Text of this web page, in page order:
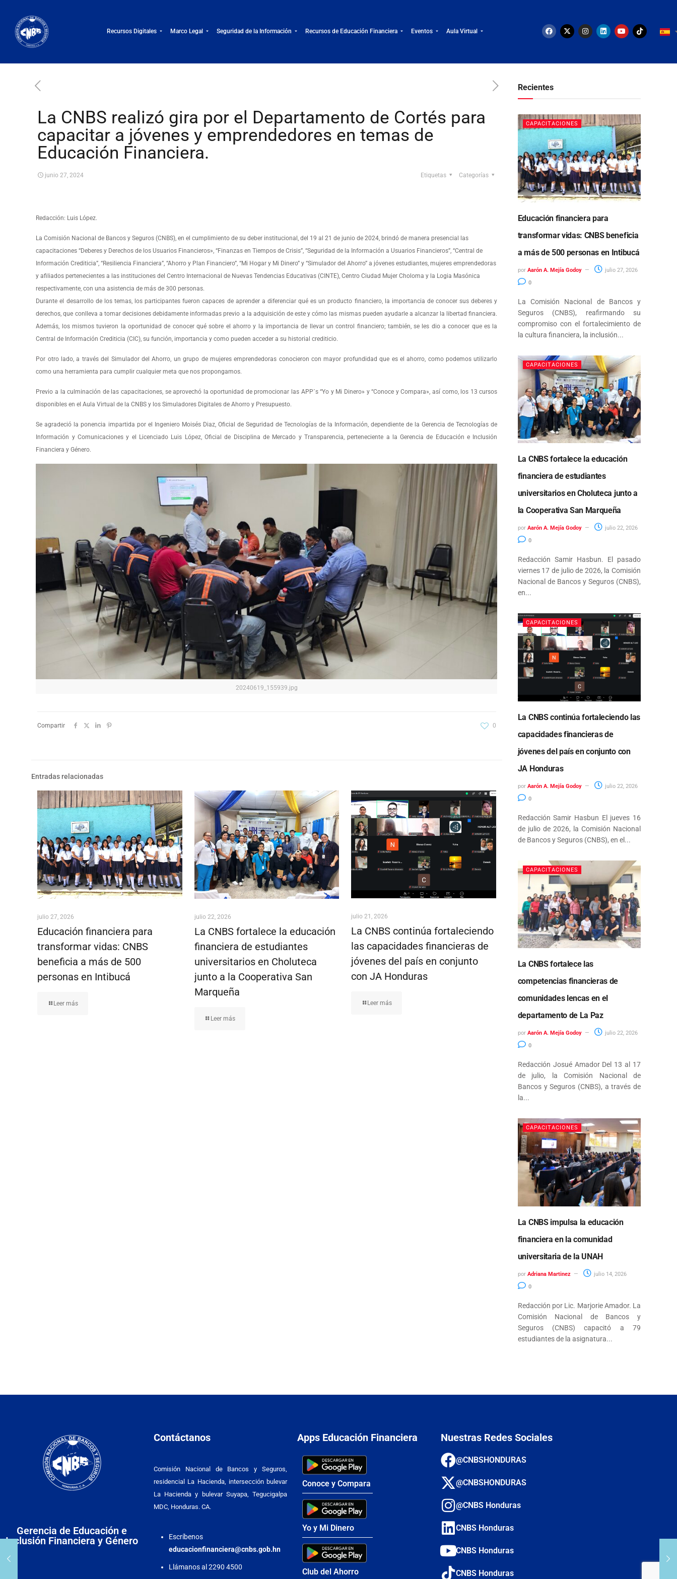
Recursos Digitales Marco Legal Seguridad de la Información Recursos de Educación Financiera Eventos Aula Virtual
La CNBS realizó gira por el Departamento de Cortés para
capacitar a jóvenes y emprendedores en temas de
Educación Financiera.
junio 27, 2024 Categorías
Etiquetas
Redacción: Luis López.
La Comisión Nacional de Bancos y Seguros (CNBS), en el cumplimiento de su deber institucional, del 19 al 21 de junio de 2024, brindó de manera presencial las
capacitaciones “Deberes y Derechos de los Usuarios Financieros», “Finanzas en Tiempos de Crisis”, “Seguridad de la Información a Usuarios Financieros”, “Central de
Información Crediticia”, “Resiliencia Financiera”, “Ahorro y Plan Financiero”, “Mi Hogar y Mi Dinero” y “Simulador del Ahorro” a jóvenes estudiantes, mujeres emprendedoras
y afiliados pertenecientes a las instituciones del Centro Internacional de Nuevas Tendencias Educativas (CINTE), Centro Ciudad Mujer Choloma y la Logia Masónica
respectivamente, con una asistencia de más de 300 personas.
Durante el desarrollo de los temas, los participantes fueron capaces de aprender a diferenciar qué es un producto financiero, la importancia de conocer sus deberes y
derechos, que conlleva a tomar decisiones debidamente informadas previo a la adquisición de este y cómo las mismas pueden ayudarle a alcanzar la libertad financiera.
Además, los mismos tuvieron la oportunidad de conocer qué sobre el ahorro y la importancia de llevar un control financiero; también, se les dio a conocer que es la
Central de Información Crediticia (CIC), su función, importancia y como pueden acceder a su historial crediticio.
Por otro lado, a través del Simulador del Ahorro, un grupo de mujeres emprendedoras conocieron con mayor profundidad que es el ahorro, como podemos utilizarlo
como una herramienta para cumplir cualquier meta que nos propongamos.
Previo a la culminación de las capacitaciones, se aprovechó la oportunidad de promocionar las APP´s “Yo y Mi Dinero» y “Conoce y Compara», así como, los 13 cursos
disponibles en el Aula Virtual de la CNBS y los Simuladores Digitales de Ahorro y Presupuesto.
Se agradeció la ponencia impartida por el Ingeniero Moisés Diaz, Oficial de Seguridad de Tecnologías de la Información, dependiente de la Gerencia de Tecnologías de
Información y Comunicaciones y el Licenciado Luis López, Oficial de Disciplina de Mercado y Transparencia, perteneciente a la Gerencia de Educación e Inclusión
Financiera y Género.
20240619_155939.jpg
Compartir 0
Entradas relacionadas
julio 27, 2026
Educación financiera para
transformar vidas: CNBS
beneficia a más de 500
personas en Intibucá
Leer más
julio 22, 2026
La CNBS fortalece la educación
financiera de estudiantes
universitarios en Choluteca
junto a la Cooperativa San
Marqueña
Leer más
julio 21, 2026
La CNBS continúa fortaleciendo
las capacidades financieras de
jóvenes del país en conjunto
con JA Honduras
Leer más
Recientes
CAPACITACIONES
Educación financiera para
transformar vidas: CNBS beneficia
a más de 500 personas en Intibucá
por Aarón A. Mejía Godoy
julio 27, 2026
0
La Comisión Nacional de Bancos y
Seguros (CNBS), reafirmando su
compromiso con el fortalecimiento de
la cultura financiera, la inclusión...
CAPACITACIONES
La CNBS fortalece la educación
financiera de estudiantes
universitarios en Choluteca junto a
la Cooperativa San Marqueña
por Aarón A. Mejía Godoy
julio 22, 2026
0
Redacción Samir Hasbun. El pasado
viernes 17 de julio de 2026, la Comisión
Nacional de Bancos y Seguros (CNBS),
en...
CAPACITACIONES
La CNBS continúa fortaleciendo las
capacidades financieras de
jóvenes del país en conjunto con
JA Honduras
por Aarón A. Mejía Godoy
julio 22, 2026
0
Redacción Samir Hasbun El jueves 16
de julio de 2026, la Comisión Nacional
de Bancos y Seguros (CNBS), en el...
CAPACITACIONES
La CNBS fortalece las
competencias financieras de
comunidades lencas en el
departamento de La Paz
por Aarón A. Mejía Godoy
julio 22, 2026
0
Redacción Josué Amador Del 13 al 17
de julio, la Comisión Nacional de
Bancos y Seguros (CNBS), a través de
la...
CAPACITACIONES
La CNBS impulsa la educación
financiera en la comunidad
universitaria de la UNAH
por Adriana Martinez
julio 14, 2026
0
Redacción por Lic. Marjorie Amador. La
Comisión Nacional de Bancos y
Seguros (CNBS) capacitó a 79
estudiantes de la asignatura...
Gerencia de Educación e
Inclusión Financiera y Género
Contáctanos
Comisión Nacional de Bancos y Seguros,
residencial La Hacienda, intersección bulevar
La Hacienda y bulevar Suyapa, Tegucigalpa
MDC, Honduras. CA.
Escríbenos
educacionfinanciera@cnbs.gob.hn
Llámanos al 2290 4500
Apps Educación Financiera
Conoce y Compara
Yo y Mi Dinero
Club del Ahorro
Nuestras Redes Sociales
@CNBSHONDURAS
@CNBSHONDURAS
@CNBS Honduras
CNBS Honduras
CNBS Honduras
CNBS Honduras